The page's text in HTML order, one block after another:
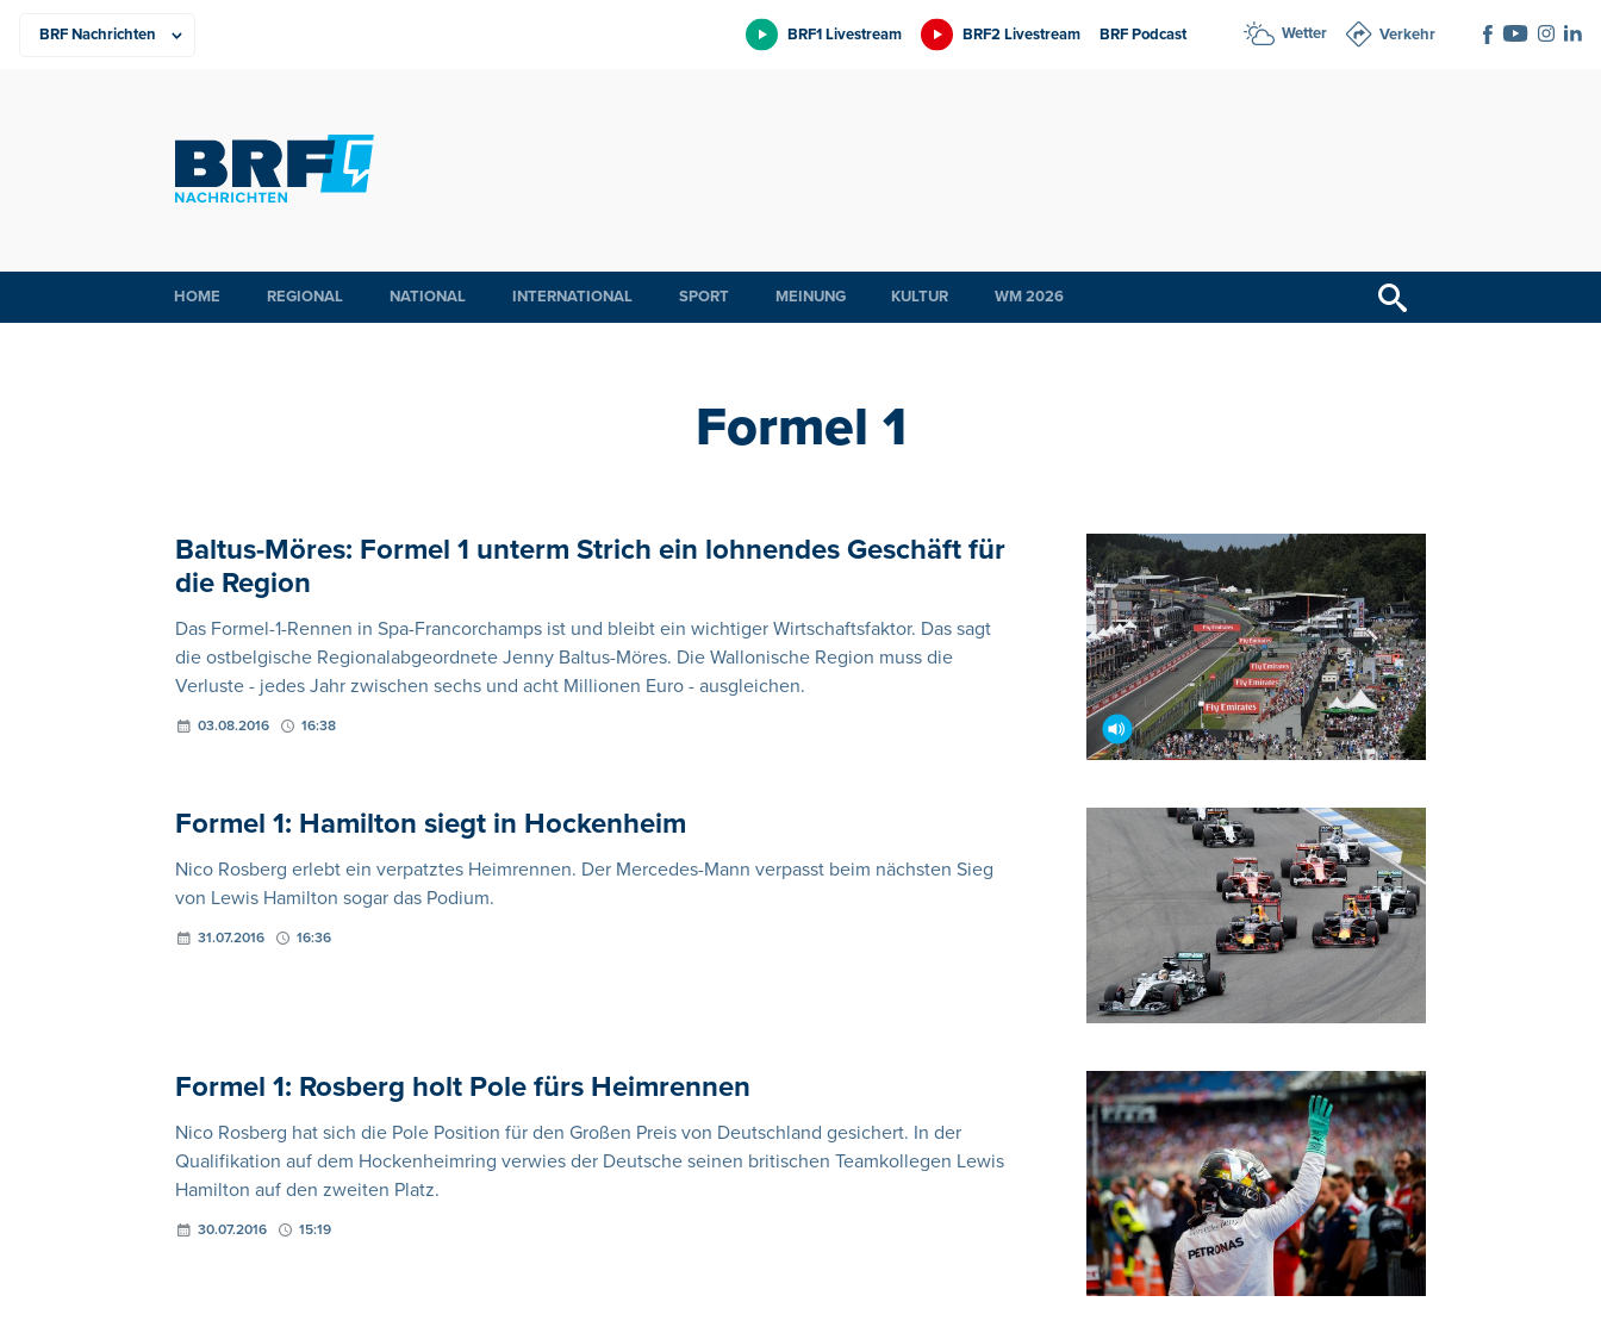
BRF1 Livestream BRF2 Livestream BRF Podcast Wetter Verkehr
HOME REGIONAL NATIONAL INTERNATIONAL SPORT MEINUNG KULTUR WM 2026
Formel 1
Baltus-Möres: Formel 1 unterm Strich ein lohnendes Geschäft für
die Region
Das Formel-1-Rennen in Spa-Francorchamps ist und bleibt ein wichtiger Wirtschaftsfaktor. Das sagt
die ostbelgische Regionalabgeordnete Jenny Baltus-Möres. Die Wallonische Region muss die
Verluste - jedes Jahr zwischen sechs und acht Millionen Euro - ausgleichen.
03.08.2016 16:38
Formel 1: Hamilton siegt in Hockenheim
Nico Rosberg erlebt ein verpatztes Heimrennen. Der Mercedes-Mann verpasst beim nächsten Sieg
von Lewis Hamilton sogar das Podium.
31.07.2016 16:36
Formel 1: Rosberg holt Pole fürs Heimrennen
Nico Rosberg hat sich die Pole Position für den Großen Preis von Deutschland gesichert. In der
Qualifikation auf dem Hockenheimring verwies der Deutsche seinen britischen Teamkollegen Lewis
Hamilton auf den zweiten Platz.
30.07.2016 15:19